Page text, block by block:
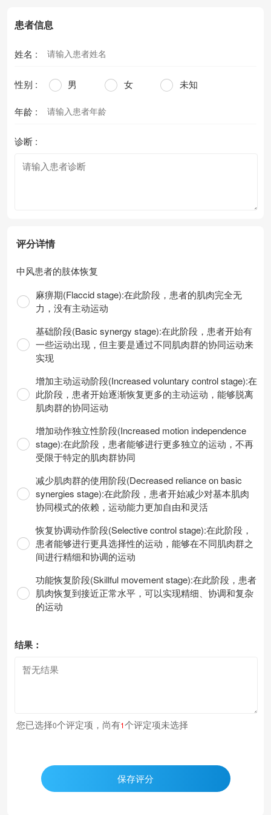
患者信息
姓名 :
性别 : 男 女 未知
年龄 :
诊断 :
评分详情
中风患者的肢体恢复
麻痹期(Flaccid stage):在此阶段，患者的肌肉完全无
力，没有主动运动
基础阶段(Basic synergy stage):在此阶段，患者开始有
一些运动出现，但主要是通过不同肌肉群的协同运动来
实现
增加主动运动阶段(Increased voluntary control stage):在
此阶段，患者开始逐渐恢复更多的主动运动，能够脱离
肌肉群的协同运动
增加动作独立性阶段(Increased motion independence
stage):在此阶段，患者能够进行更多独立的运动，不再
受限于特定的肌肉群协同
减少肌肉群的使用阶段(Decreased reliance on basic
synergies stage):在此阶段，患者开始减少对基本肌肉
协同模式的依赖，运动能力更加自由和灵活
恢复协调动作阶段(Selective control stage):在此阶段，
患者能够进行更具选择性的运动，能够在不同肌肉群之
间进行精细和协调的运动
功能恢复阶段(Skillful movement stage):在此阶段，患者
肌肉恢复到接近正常水平，可以实现精细、协调和复杂
的运动
结果：
您已选择0个评定项，尚有1个评定项未选择
保存评分